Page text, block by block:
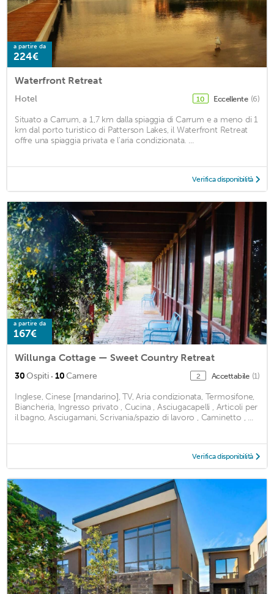
a partire da
224€
Waterfront Retreat
Hotel 10 Eccellente (6)
Situato a Carrum, a 1,7 km dalla spiaggia di Carrum e a meno di 1
km dal porto turistico di Patterson Lakes, il Waterfront Retreat
offre una spiaggia privata e l'aria condizionata. ...
Verifica disponibilità
a partire da
167€
Willunga Cottage — Sweet Country Retreat
30Ospiti · 10Camere 2 Accettabile (1)
Inglese, Cinese [mandarino], TV, Aria condizionata, Termosifone,
Biancheria, Ingresso privato , Cucina , Asciugacapelli , Articoli per
il bagno, Asciugamani, Scrivania/spazio di lavoro , Caminetto , ...
Verifica disponibilità